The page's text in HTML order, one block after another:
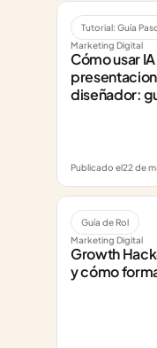
Tutorial: Guía
Marketing Digital
Cómo usar
diseñador:
Publicado el22 de
Guía de Rol
Marketing Digital
Growth
y cómo